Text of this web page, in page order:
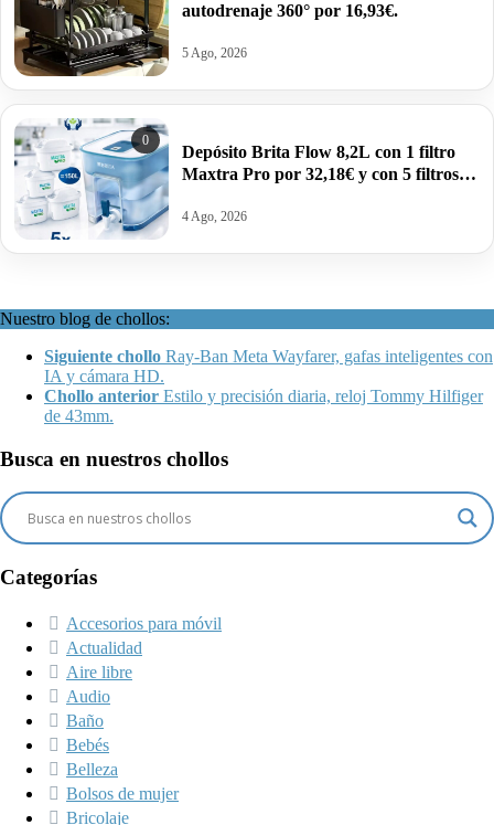
autodrenaje 360° por 16,93€.
5 Ago, 2026
0
Depósito Brita Flow 8,2L con 1 filtro
Maxtra Pro por 32,18€ y con 5 filtros
4 Ago, 2026
Nuestro blog de chollos:
Siguiente chollo Ray-Ban Meta Wayfarer, gafas inteligentes con
IA y cámara HD.
Chollo anterior Estilo y precisión diaria, reloj Tommy Hilfiger
de 43mm.
Busca en nuestros chollos
Categorías
Accesorios para móvil
Actualidad
Aire libre
Audio
Baño
Bebés
Belleza
Bolsos de mujer
Bricolaje